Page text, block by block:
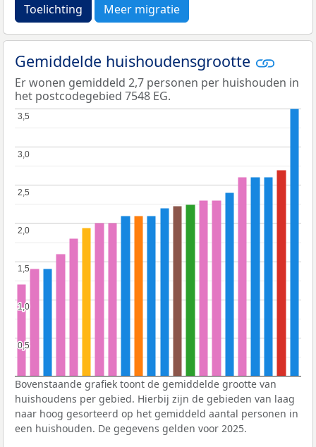
Toelichting Meer migratie
Gemiddelde huishoudensgrootte
Er wonen gemiddeld 2,7 personen per huishouden in
het postcodegebied 7548 EG.
0,5
0,5
1,0
1,0
1,5
1,5
2,0
2,0
2,5
2,5
3,0
3,0
3,5
3,5
Bovenstaande grafiek toont de gemiddelde grootte van
huishoudens per gebied. Hierbij zijn de gebieden van laag
naar hoog gesorteerd op het gemiddeld aantal personen in
een huishouden. De gegevens gelden voor 2025.